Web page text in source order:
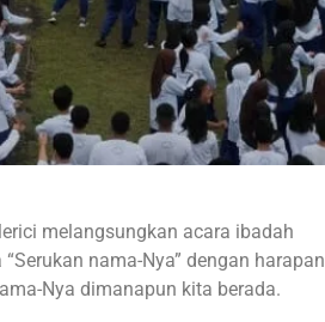
melangsungkan acara ibadah
nama-Nya” dengan harapan
Nya dimanapun kita berada.